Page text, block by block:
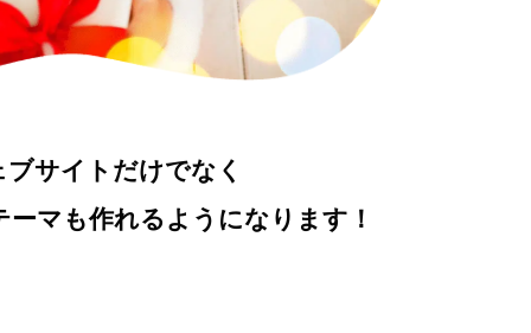
ブサイトだけでなく
マも作れるようになります！